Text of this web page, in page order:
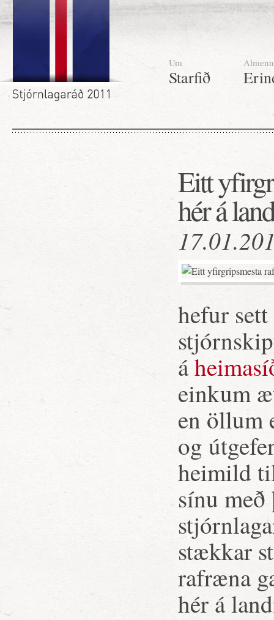
Um
Starfið
Almenn
Eitt
hér á
hefur
á
einkum
en öllum
og
heimild
sínu
stækkar
rafræna
hér á